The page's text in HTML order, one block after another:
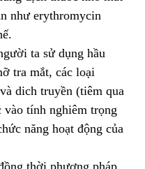
như erythromycin
ta sử dụng hầu
tra mắt, các loại
dich truyền (tiêm qua
tính nghiêm trọng
năng hoạt động của
thời phương pháp